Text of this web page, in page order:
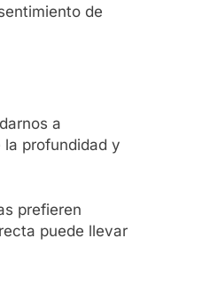
de
a
profundidad y
prefieren
puede llevar